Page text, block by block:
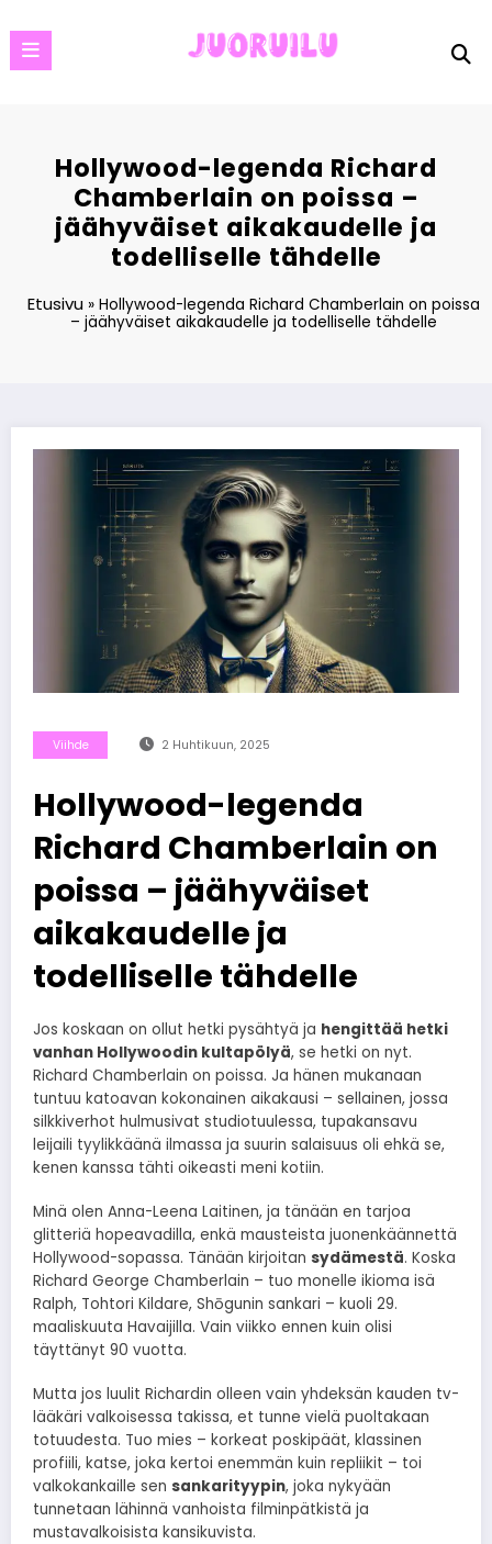
to
content
Hollywood-legenda Richard
Chamberlain on poissa –
jäähyväiset aikakaudelle ja
todelliselle tähdelle
Etusivu» Hollywood-legenda Richard Chamberlain on poissa
– jäähyväiset aikakaudelle ja todelliselle tähdelle
Viihde 2 Huhtikuun, 2025
Hollywood-legenda
Richard Chamberlain on
poissa – jäähyväiset
aikakaudelle ja
todelliselle tähdelle
Jos koskaan on ollut hetki pysähtyä ja hengittää hetki
vanhan Hollywoodin kultapölyä, se hetki on nyt.
Richard Chamberlain on poissa. Ja hänen mukanaan
tuntuu katoavan kokonainen aikakausi – sellainen, jossa
silkkiverhot hulmusivat studiotuulessa, tupakansavu
leijaili tyylikkäänä ilmassa ja suurin salaisuus oli ehkä se,
kenen kanssa tähti oikeasti meni kotiin.
Minä olen Anna-Leena Laitinen, ja tänään en tarjoa
glitteriä hopeavadilla, enkä mausteista juonenkäännettä
Hollywood-sopassa. Tänään kirjoitan sydämestä. Koska
Richard George Chamberlain – tuo monelle ikioma isä
Ralph, Tohtori Kildare, Shōgunin sankari – kuoli 29.
maaliskuuta Havaijilla. Vain viikko ennen kuin olisi
täyttänyt 90 vuotta.
Mutta jos luulit Richardin olleen vain yhdeksän kauden tv-
lääkäri valkoisessa takissa, et tunne vielä puoltakaan
totuudesta. Tuo mies – korkeat poskipäät, klassinen
profiili, katse, joka kertoi enemmän kuin repliikit – toi
valkokankaille sen sankarityypin, joka nykyään
tunnetaan lähinnä vanhoista filminpätkistä ja
mustavalkoisista kansikuvista.